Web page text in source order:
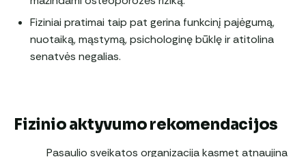
Fiziniai pratimai taip pat gerina funkcinį pajėgumą,
nuotaiką, mąstymą, psichologinę būklę ir atitolina
senatvės negalias.
Fizinio aktyvumo rekomendacijos
Pasaulio sveikatos organizacija kasmet atnaujina